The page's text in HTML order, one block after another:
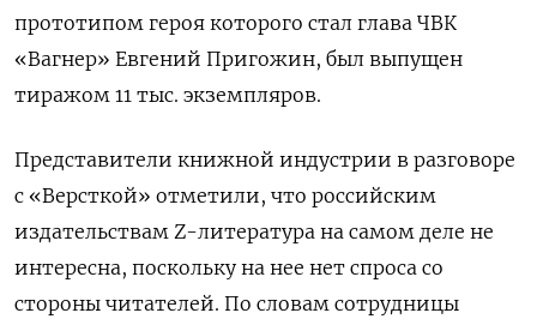
прототипом героя которого стал глава ЧВК
«Вагнер» Евгений Пригожин, был выпущен
тиражом 11 тыс. экземпляров.
Представители книжной индустрии в разговоре
с «Версткой» отметили, что российским
издательствам Z-литература на самом деле не
интересна, поскольку на нее нет спроса со
стороны читателей. По словам сотрудницы